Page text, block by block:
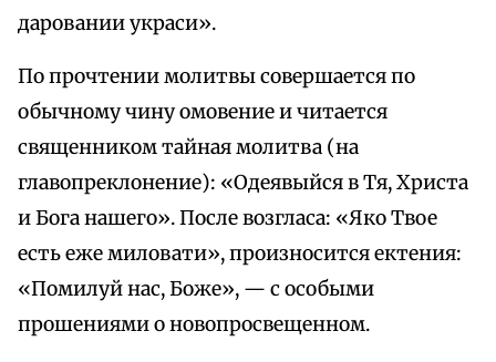
даровании украси».
По прочтении молитвы совершается по
обычному чину омовение и читается
священником тайная молитва (на
главопреклонение): «Одеявыйся в Тя, Христа
и Бога нашего». После возгласа: «Яко Твое
есть еже миловати», произносится ектения:
«Помилуй нас, Боже», — с особыми
прошениями о новопросвещенном.